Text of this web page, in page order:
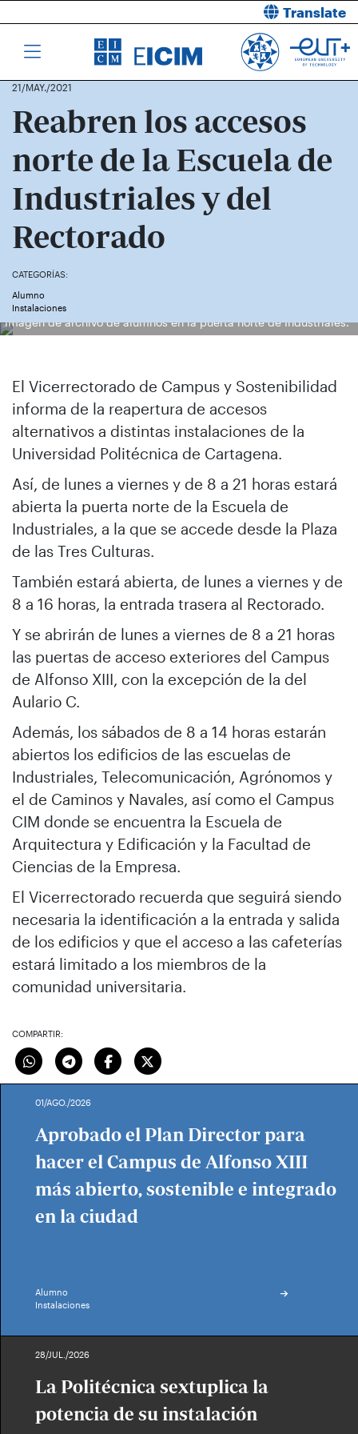
Translate
21/MAY./2021
Reabren los accesos
norte de la Escuela de
Industriales y del
Rectorado
CATEGORÍAS:
Alumno
Instalaciones
Imagen de archivo de alumnos en la puerta norte de Industriales.
El Vicerrectorado de Campus y Sostenibilidad
informa de la reapertura de accesos
alternativos a distintas instalaciones de la
Universidad Politécnica de Cartagena.
Así, de lunes a viernes y de 8 a 21 horas estará
abierta la puerta norte de la Escuela de
Industriales, a la que se accede desde la Plaza
de las Tres Culturas.
También estará abierta, de lunes a viernes y de
8 a 16 horas, la entrada trasera al Rectorado.
Y se abrirán de lunes a viernes de 8 a 21 horas
las puertas de acceso exteriores del Campus
de Alfonso XIII, con la excepción de la del
Aulario C.
Además, los sábados de 8 a 14 horas estarán
abiertos los edificios de las escuelas de
Industriales, Telecomunicación, Agrónomos y
el de Caminos y Navales, así como el Campus
CIM donde se encuentra la Escuela de
Arquitectura y Edificación y la Facultad de
Ciencias de la Empresa.
El Vicerrectorado recuerda que seguirá siendo
necesaria la identificación a la entrada y salida
de los edificios y que el acceso a las cafeterías
estará limitado a los miembros de la
comunidad universitaria.
COMPARTIR:
01/AGO./2026
Aprobado el Plan Director para
hacer el Campus de Alfonso XIII
más abierto, sostenible e integrado
en la ciudad
Alumno
Instalaciones
28/JUL./2026
La Politécnica sextuplica la
potencia de su instalación